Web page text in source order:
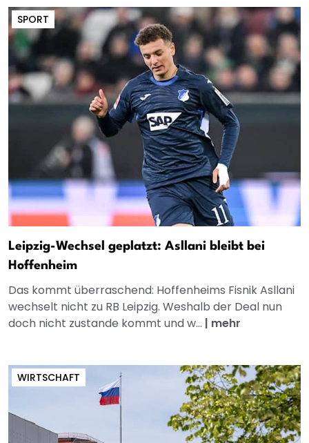
SPORT
Leipzig-Wechsel geplatzt: Asllani bleibt bei
Hoffenheim
Das kommt überraschend: Hoffenheims Fisnik Asllani
wechselt nicht zu RB Leipzig. Weshalb der Deal nun
doch nicht zustande kommt und w... | mehr
WIRTSCHAFT